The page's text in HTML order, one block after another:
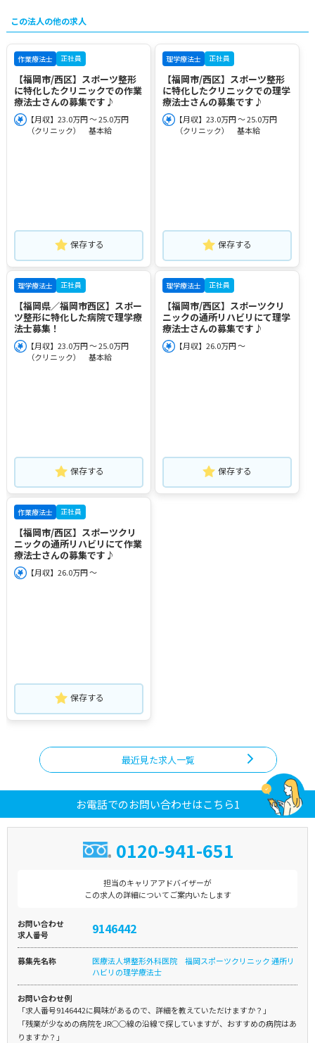
この法人の他の求人
作業療法士 正社員
【福岡市/西区】スポーツ整形
に特化したクリニックでの作業
療法士さんの募集です♪
【月収】23.0万円 ～ 25.0万円
（クリニック） 基本給
保存する
理学療法士 正社員
【福岡市/西区】スポーツ整形
に特化したクリニックでの理学
療法士さんの募集です♪
【月収】23.0万円 ～ 25.0万円
（クリニック） 基本給
保存する
理学療法士 正社員
【福岡県／福岡市西区】スポー
ツ整形に特化した病院で理学療
法士募集！
【月収】23.0万円 ～ 25.0万円
（クリニック） 基本給
保存する
理学療法士 正社員
【福岡市/西区】スポーツクリ
ニックの通所リハビリにて理学
療法士さんの募集です♪
【月収】26.0万円 ～
保存する
作業療法士 正社員
【福岡市/西区】スポーツクリ
ニックの通所リハビリにて作業
療法士さんの募集です♪
【月収】26.0万円 ～
保存する
最近見た求人一覧
お電話でのお問い合わせはこちら1
0120-941-651
担当のキャリアアドバイザーが
この求人の詳細についてご案内いたします
お問い合わせ
求人番号
9146442
募集先名称
医療法人堺整形外科医院 福岡スポーツクリニック 通所リ
ハビリの理学療法士
お問い合わせ例
「求人番号9146442に興味があるので、詳細を教えていただけますか？」
「残業が少なめの病院をJR○○線の沿線で探していますが、おすすめの病院はあ
りますか？」